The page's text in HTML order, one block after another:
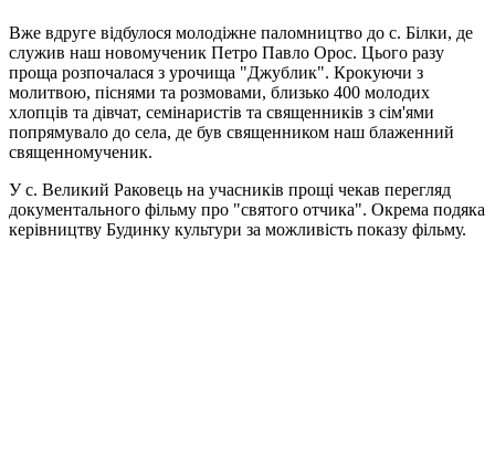
Вже вдруге відбулося молодіжне паломництво до с. Білки, де
служив наш новомученик Петро Павло Орос. Цього разу
проща розпочалася з урочища "Джублик". Крокуючи з
молитвою, піснями та розмовами, близько 400 молодих
хлопців та дівчат, семінаристів та священників з сім'ями
попрямувало до села, де був священником наш блаженний
священномученик.
У с. Великий Раковець на учасників прощі чекав перегляд
документального фільму про "святого отчика". Окрема подяка
керівництву Будинку культури за можливість показу фільму.